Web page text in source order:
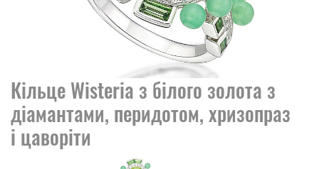
Кільце Wisteria з білого золота з
діамантами, перидотом, хризопраз
і цаворіти